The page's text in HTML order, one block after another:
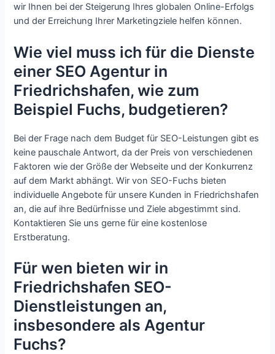
wir Ihnen bei der Steigerung Ihres globalen Online-Erfolgs
und der Erreichung Ihrer Marketingziele helfen können.
Wie viel muss ich für die Dienste
einer SEO Agentur in
Friedrichshafen, wie zum
Beispiel Fuchs, budgetieren?
Bei der Frage nach dem Budget für SEO-Leistungen gibt es
keine pauschale Antwort, da der Preis von verschiedenen
Faktoren wie der Größe der Webseite und der Konkurrenz
auf dem Markt abhängt. Wir von SEO-Fuchs bieten
individuelle Angebote für unsere Kunden in Friedrichshafen
an, die auf ihre Bedürfnisse und Ziele abgestimmt sind.
Kontaktieren Sie uns gerne für eine kostenlose
Erstberatung.
Für wen bieten wir in
Friedrichshafen SEO-
Dienstleistungen an,
insbesondere als Agentur
Fuchs?